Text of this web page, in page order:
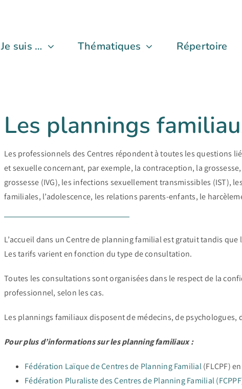
Je suis … Thématiques Répertoire
Les plannings
Les professionnels des Centres répondent à toutes les questions
et sexuelle concernant, par exemple, la contraception, la
grossesse (IVG), les infections sexuellement transmissibles (IST),
familiales, l’adolescence, les relations parents-enfants, le
L’accueil dans un Centre de planning familial est gratuit tandis
Les tarifs varient en fonction du type de consultation.
Toutes les consultations sont organisées dans le respect de la
professionnel, selon les cas.
Les plannings familiaux disposent de médecins, de psychologues,
Pour plus d’informations sur les planning familiaux :
Fédération Laïque de Centres de Planning Familial(FLCPF)
Fédération Pluraliste des Centres de Planning Familial